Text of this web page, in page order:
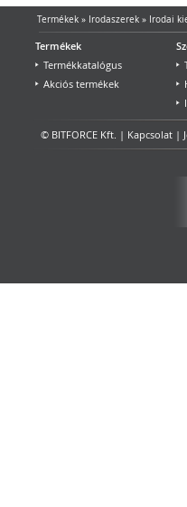
Termékek» Irodaszerek» Irodai
Termékek
Termékkatalógus
Akciós termékek
© BITFORCE Kft. | Kapcsolat |